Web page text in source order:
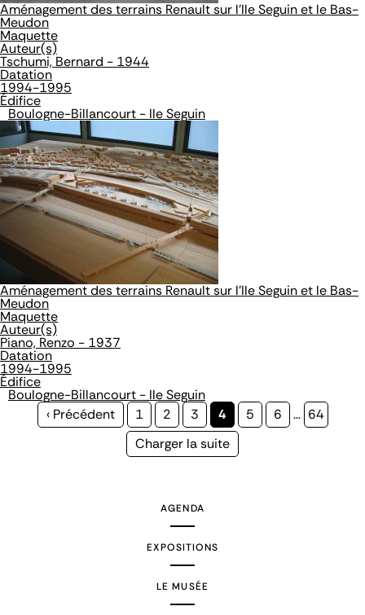
Aménagement des terrains Renault sur l'Ile Seguin et le Bas-
Meudon
Maquette
Auteur(s)
Tschumi, Bernard - 1944
Datation
1994-1995
Édifice
Boulogne-Billancourt - Ile Seguin
Aménagement des terrains Renault sur l'Ile Seguin et le Bas-
Meudon
Maquette
Auteur(s)
Piano, Renzo - 1937
Datation
1994-1995
Édifice
Boulogne-Billancourt - Ile Seguin
Page
‹ Précédent Page
1 Page
2 Page
3
Page
courante
4 Page
5 Page
6 … Page
64
Page
Charger la suite
AGENDA
EXPOSITIONS
LE MUSÉE